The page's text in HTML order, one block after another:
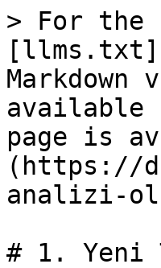
> For the
available
page is
(https://
analizi-
# 1. Yeni